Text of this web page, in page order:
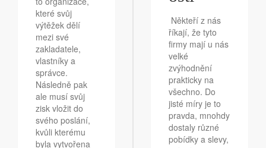
které svůj
výtěžek dělí
mezi své
zakladatele,
vlastníky a
správce.
Následně pak
ale musí svůj
zisk vložit do
svého poslání,
kvůli kterému
byla vytvořena
Někteří z nás
říkají, že tyto
firmy mají u nás
velké
zvýhodnění
prakticky na
všechno. Do
jisté míry je to
pravda, mnohdy
dostaly různé
pobídky a slevy,